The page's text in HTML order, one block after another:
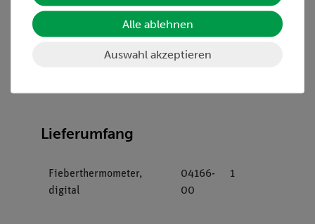
Weise die Wärmeabgabe - die Wärmestrahlung - unseres
Körpers nach. Beobachte die Schwankungen unserer
Körperwärme im Verlauf eines Tages.
Lieferumfang
Fieberthermometer,
digital
04166-
00
1
Alle ablehnen
Auswahl akzeptieren